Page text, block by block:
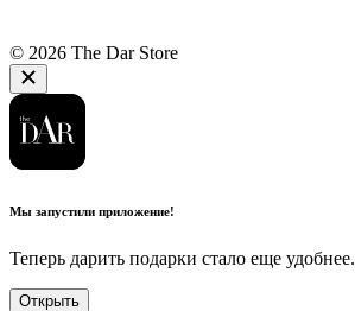
© 2026 The Dar Store
Мы запустили приложение!
Теперь дарить подарки стало еще удобнее.
Открыть